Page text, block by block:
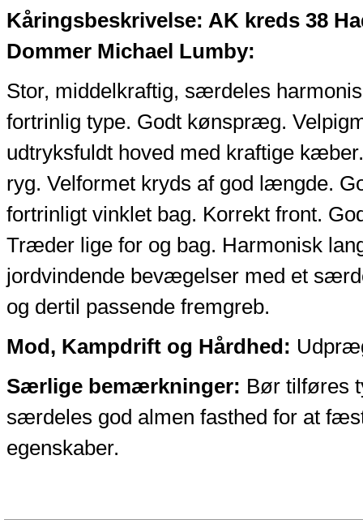
Kåringsbeskrivelse: AK kreds 38
Dommer Michael Lumby:
Stor, middelkraftig, særdeles
fortrinlig type. Godt kønspræg.
udtryksfuldt hoved med kraftige
ryg. Velformet kryds af god længde.
fortrinligt vinklet bag. Korrekt front.
Træder lige for og bag. Harmonisk
jordvindende bevægelser med et
og dertil passende fremgreb.
Mod, Kampdrift og Hårdhed:
Særlige bemærkninger: Bør tilføres
særdeles god almen fasthed for at
egenskaber.